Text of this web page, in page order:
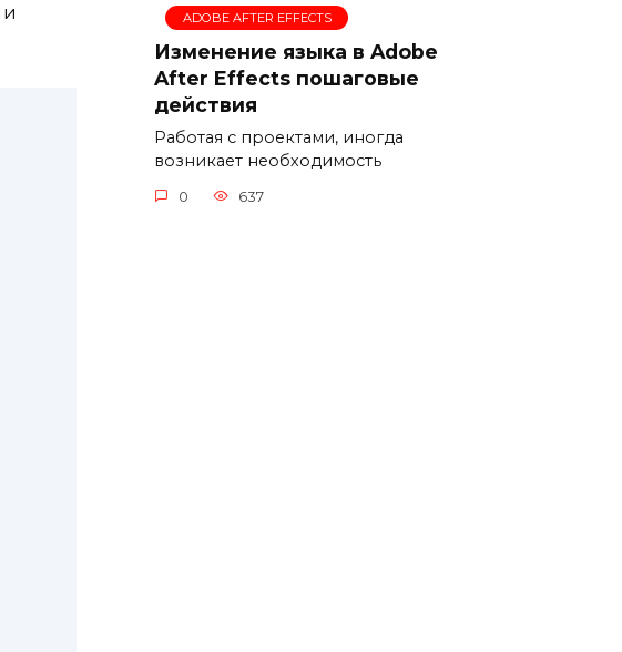
и
ADOBE AFTER EFFECTS
Изменение языка в Adobe
After Effects пошаговые
действия
Работая с проектами, иногда
возникает необходимость
0 637